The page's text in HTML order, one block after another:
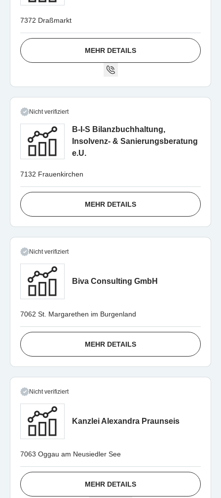
7372 Draßmarkt
MEHR DETAILS
Nicht verifiziert
B-I-S Bilanzbuchhaltung,
Insolvenz- & Sanierungsberatung
e.U.
7132 Frauenkirchen
MEHR DETAILS
Nicht verifiziert
Biva Consulting GmbH
7062 St. Margarethen im Burgenland
MEHR DETAILS
Nicht verifiziert
Kanzlei Alexandra Praunseis
7063 Oggau am Neusiedler See
MEHR DETAILS